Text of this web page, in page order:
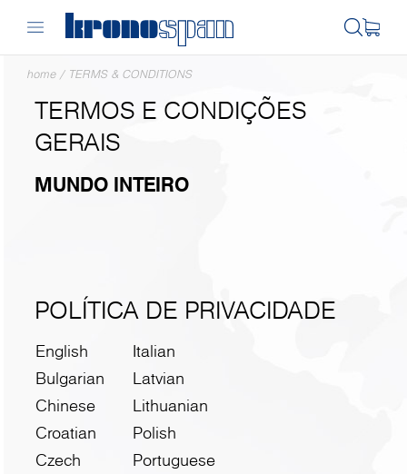
home / TERMS & CONDITIONS
TERMOS E CONDIÇÕES
GERAIS
MUNDO INTEIRO
POLÍTICA DE PRIVACIDADE
English
Bulgarian
Chinese
Croatian
Czech
Italian
Latvian
Lithuanian
Polish
Portuguese